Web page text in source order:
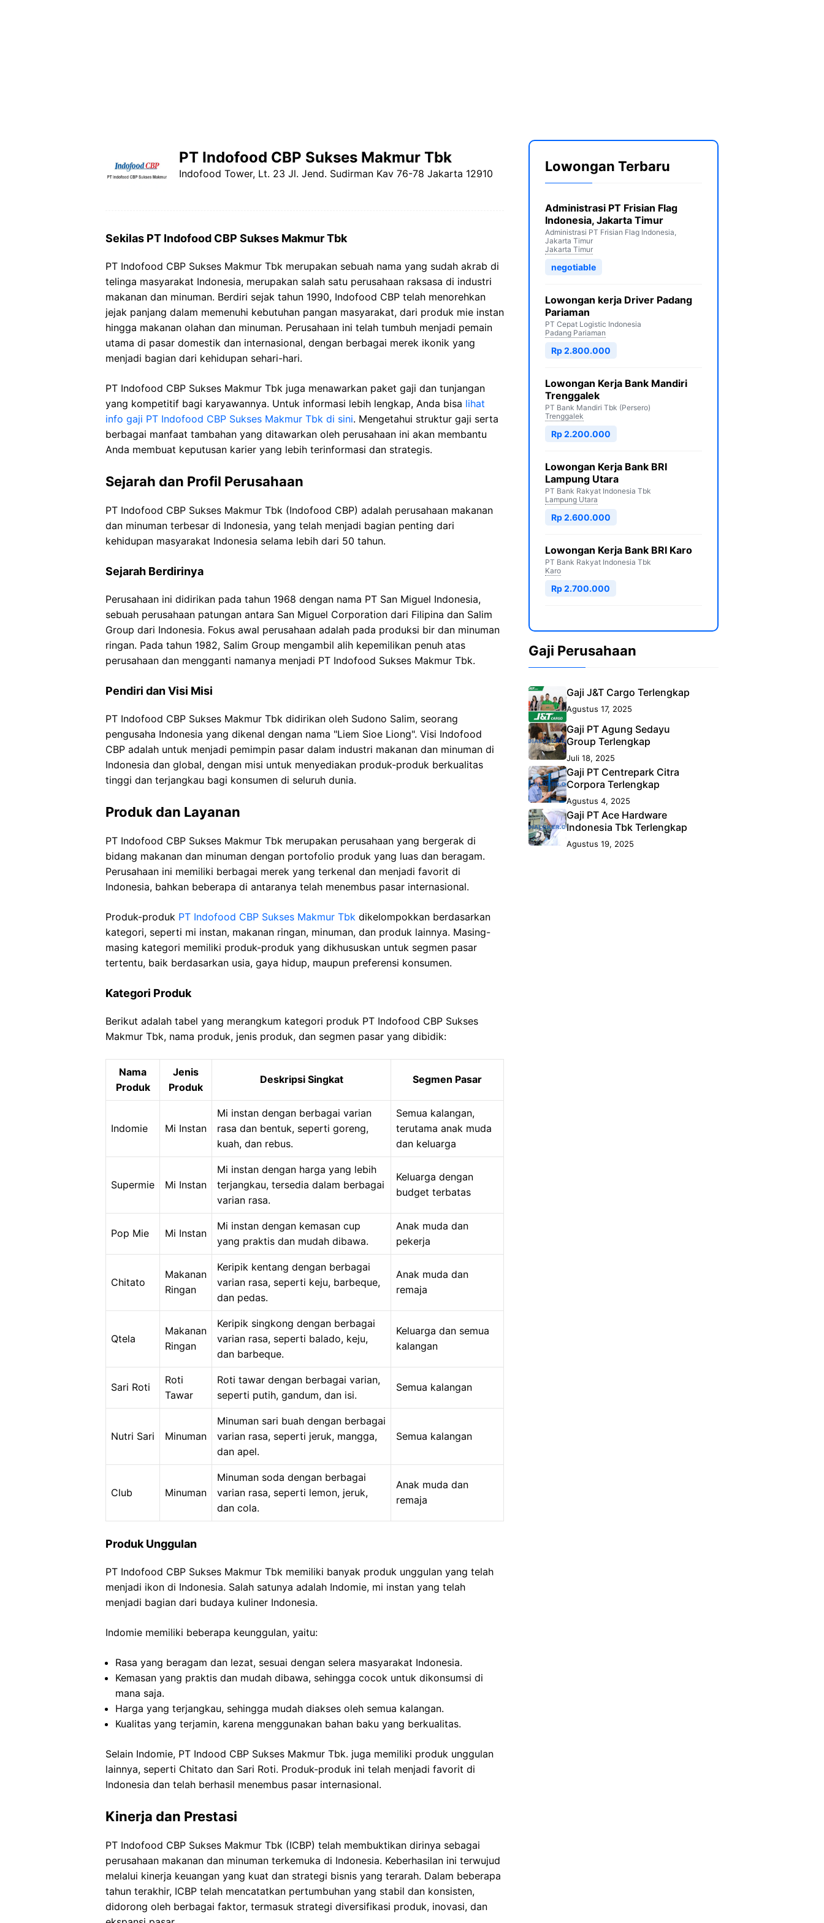
PT Indofood CBP Sukses Makmur Tbk
Indofood Tower, Lt. 23 Jl. Jend. Sudirman Kav 76-78 Jakarta 12910
Sekilas PT Indofood CBP Sukses Makmur Tbk
PT Indofood CBP Sukses Makmur Tbk merupakan sebuah nama yang sudah akrab di
telinga masyarakat Indonesia, merupakan salah satu perusahaan raksasa di industri
makanan dan minuman. Berdiri sejak tahun 1990, Indofood CBP telah menorehkan
jejak panjang dalam memenuhi kebutuhan pangan masyarakat, dari produk mie instan
hingga makanan olahan dan minuman. Perusahaan ini telah tumbuh menjadi pemain
utama di pasar domestik dan internasional, dengan berbagai merek ikonik yang
menjadi bagian dari kehidupan sehari-hari.
PT Indofood CBP Sukses Makmur Tbk juga menawarkan paket gaji dan tunjangan
yang kompetitif bagi karyawannya. Untuk informasi lebih lengkap, Anda bisa lihat
info gaji PT Indofood CBP Sukses Makmur Tbk di sini. Mengetahui struktur gaji serta
berbagai manfaat tambahan yang ditawarkan oleh perusahaan ini akan membantu
Anda membuat keputusan karier yang lebih terinformasi dan strategis.
Sejarah dan Profil Perusahaan
PT Indofood CBP Sukses Makmur Tbk (Indofood CBP) adalah perusahaan makanan
dan minuman terbesar di Indonesia, yang telah menjadi bagian penting dari
kehidupan masyarakat Indonesia selama lebih dari 50 tahun.
Sejarah Berdirinya
Perusahaan ini didirikan pada tahun 1968 dengan nama PT San Miguel Indonesia,
sebuah perusahaan patungan antara San Miguel Corporation dari Filipina dan Salim
Group dari Indonesia. Fokus awal perusahaan adalah pada produksi bir dan minuman
ringan. Pada tahun 1982, Salim Group mengambil alih kepemilikan penuh atas
perusahaan dan mengganti namanya menjadi PT Indofood Sukses Makmur Tbk.
Pendiri dan Visi Misi
PT Indofood CBP Sukses Makmur Tbk didirikan oleh Sudono Salim, seorang
pengusaha Indonesia yang dikenal dengan nama "Liem Sioe Liong". Visi Indofood
CBP adalah untuk menjadi pemimpin pasar dalam industri makanan dan minuman di
Indonesia dan global, dengan misi untuk menyediakan produk-produk berkualitas
tinggi dan terjangkau bagi konsumen di seluruh dunia.
Produk dan Layanan
PT Indofood CBP Sukses Makmur Tbk merupakan perusahaan yang bergerak di
bidang makanan dan minuman dengan portofolio produk yang luas dan beragam.
Perusahaan ini memiliki berbagai merek yang terkenal dan menjadi favorit di
Indonesia, bahkan beberapa di antaranya telah menembus pasar internasional.
Produk-produk PT Indofood CBP Sukses Makmur Tbk dikelompokkan berdasarkan
kategori, seperti mi instan, makanan ringan, minuman, dan produk lainnya. Masing-
masing kategori memiliki produk-produk yang dikhususkan untuk segmen pasar
tertentu, baik berdasarkan usia, gaya hidup, maupun preferensi konsumen.
Kategori Produk
Berikut adalah tabel yang merangkum kategori produk PT Indofood CBP Sukses
Makmur Tbk, nama produk, jenis produk, dan segmen pasar yang dibidik:
Nama
Produk
Jenis
Produk
Deskripsi Singkat Segmen Pasar
Indomie Mi Instan
Mi instan dengan berbagai varian
rasa dan bentuk, seperti goreng,
kuah, dan rebus.
Semua kalangan,
terutama anak muda
dan keluarga
Supermie Mi Instan
Mi instan dengan harga yang lebih
terjangkau, tersedia dalam berbagai
varian rasa.
Keluarga dengan
budget terbatas
Pop Mie Mi Instan
Mi instan dengan kemasan cup
yang praktis dan mudah dibawa.
Anak muda dan
pekerja
Chitato
Makanan
Ringan
Keripik kentang dengan berbagai
varian rasa, seperti keju, barbeque,
dan pedas.
Anak muda dan
remaja
Qtela
Makanan
Ringan
Keripik singkong dengan berbagai
varian rasa, seperti balado, keju,
dan barbeque.
Keluarga dan semua
kalangan
Sari Roti
Roti
Tawar
Roti tawar dengan berbagai varian,
seperti putih, gandum, dan isi.
Semua kalangan
Nutri Sari Minuman
Minuman sari buah dengan berbagai
varian rasa, seperti jeruk, mangga,
dan apel.
Semua kalangan
Club Minuman
Minuman soda dengan berbagai
varian rasa, seperti lemon, jeruk,
dan cola.
Anak muda dan
remaja
Produk Unggulan
PT Indofood CBP Sukses Makmur Tbk memiliki banyak produk unggulan yang telah
menjadi ikon di Indonesia. Salah satunya adalah Indomie, mi instan yang telah
menjadi bagian dari budaya kuliner Indonesia.
Indomie memiliki beberapa keunggulan, yaitu:
Rasa yang beragam dan lezat, sesuai dengan selera masyarakat Indonesia.
Kemasan yang praktis dan mudah dibawa, sehingga cocok untuk dikonsumsi di
mana saja.
Harga yang terjangkau, sehingga mudah diakses oleh semua kalangan.
Kualitas yang terjamin, karena menggunakan bahan baku yang berkualitas.
Selain Indomie, PT Indood CBP Sukses Makmur Tbk. juga memiliki produk unggulan
lainnya, seperti Chitato dan Sari Roti. Produk-produk ini telah menjadi favorit di
Indonesia dan telah berhasil menembus pasar internasional.
Kinerja dan Prestasi
PT Indofood CBP Sukses Makmur Tbk (ICBP) telah membuktikan dirinya sebagai
perusahaan makanan dan minuman terkemuka di Indonesia. Keberhasilan ini terwujud
melalui kinerja keuangan yang kuat dan strategi bisnis yang terarah. Dalam beberapa
tahun terakhir, ICBP telah mencatatkan pertumbuhan yang stabil dan konsisten,
didorong oleh berbagai faktor, termasuk strategi diversifikasi produk, inovasi, dan
Lowongan Terbaru
Administrasi PT Frisian Flag
Indonesia, Jakarta Timur
Administrasi PT Frisian Flag Indonesia,
Jakarta Timur
Jakarta Timur
negotiable
Lowongan kerja Driver Padang
Pariaman
PT Cepat Logistic Indonesia
Padang Pariaman
Rp 2.800.000
Lowongan Kerja Bank Mandiri
Trenggalek
PT Bank Mandiri Tbk (Persero)
Trenggalek
Rp 2.200.000
Lowongan Kerja Bank BRI
Lampung Utara
PT Bank Rakyat Indonesia Tbk
Lampung Utara
Rp 2.600.000
Lowongan Kerja Bank BRI Karo
PT Bank Rakyat Indonesia Tbk
Karo
Rp 2.700.000
Gaji Perusahaan
Gaji J&T Cargo Terlengkap
Agustus 17, 2025
Gaji PT Agung Sedayu
Group Terlengkap
Juli 18, 2025
Gaji PT Centrepark Citra
Corpora Terlengkap
Agustus 4, 2025
Gaji PT Ace Hardware
Indonesia Tbk Terlengkap
Agustus 19, 2025